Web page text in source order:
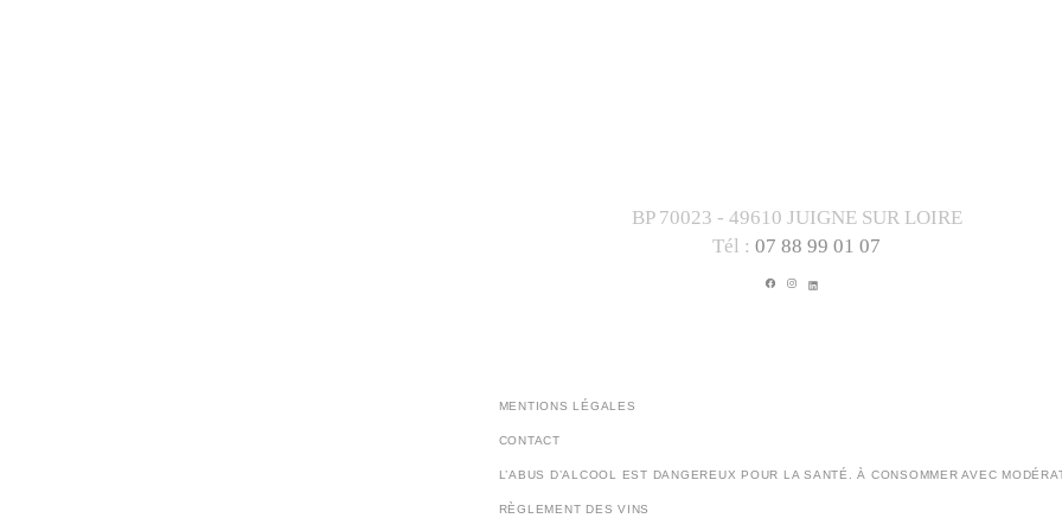
BP 70023 - 49610 JUIGNE SUR LOIRE
Tél : 07 88 99 01 07
FACEBOOK
INSTAGRAM
LINKEDIN
MENTIONS LÉGALES
CONTACT
L’ABUS D’ALCOOL EST DANGEREUX POUR LA SANTÉ. À CONSOMMER AVEC
RÈGLEMENT DES VINS